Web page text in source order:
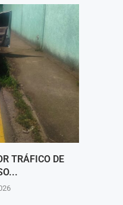
TRÁFICO DE